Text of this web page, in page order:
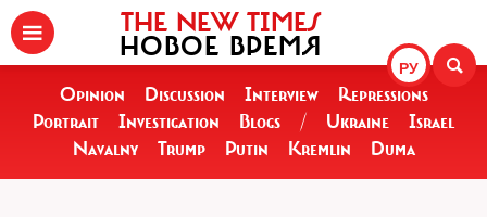
РУ
THE NEW TIMES
НОВОЕ ВРЕМЯ
Opinion Discussion Interview
Repressions
Portrait
Investigation Blogs / Ukraine
Israel
Navalny
Trump Putin Kremlin Duma